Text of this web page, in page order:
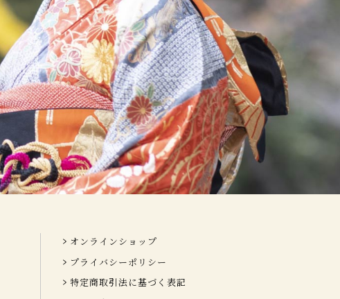
オンラインショップ
プライバシーポリシー
特定商取引法に基づく表記